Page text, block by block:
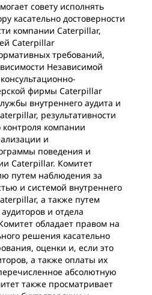
совету исполнять
касательно достоверности
компании Caterpillar,
Caterpillar
требований,
Независимой
фирмы Caterpillar
внутреннего аудита и
результативности
компании
и
поведения и
Caterpillar. Комитет
путем наблюдения за
и системой внутреннего
а также путем
и отдела
обладает правом на
решения касательно
оценки и, если это
а также оплаты их
абсолютную
также просматривает